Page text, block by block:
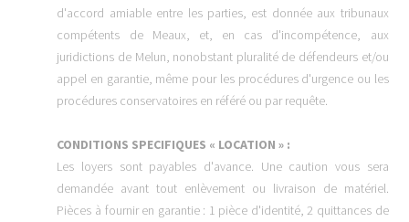
d'accord amiable entre les parties, est donnée aux tribunaux
compétents de Meaux, et, en cas d'incompétence, aux
juridictions de Melun, nonobstant pluralité de défendeurs et/ou
appel en garantie, même pour les procédures d'urgence ou les
procédures conservatoires en référé ou par requête.
CONDITIONS SPECIFIQUES « LOCATION » :
Les loyers sont payables d'avance. Une caution vous sera
demandée avant tout enlèvement ou livraison de matériel.
Pièces à fournir en garantie : 1 pièce d'identité, 2 quittances de